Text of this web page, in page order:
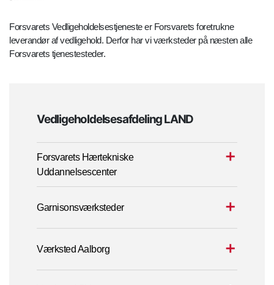
Forsvarets Vedligeholdelsestjeneste er Forsvarets foretrukne
leverandør af vedligehold. Derfor har vi værksteder på næsten alle
Forsvarets tjenestesteder.
Vedligeholdelsesafdeling LAND
Forsvarets Hærtekniske
Uddannelsescenter
Garnisonsværksteder
Værksted Aalborg